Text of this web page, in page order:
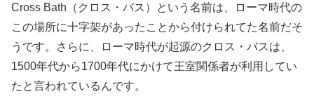
Cross Bath（クロス・バス）という名前は、ローマ時代の
この場所に十字架があったことから付けられてた名前だそ
うです。さらに、ローマ時代が起源のクロス・バスは、
1500年代から1700年代にかけて王室関係者が利用してい
たと言われているんです。